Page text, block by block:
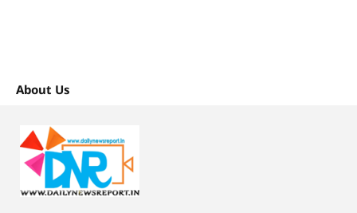
About Us